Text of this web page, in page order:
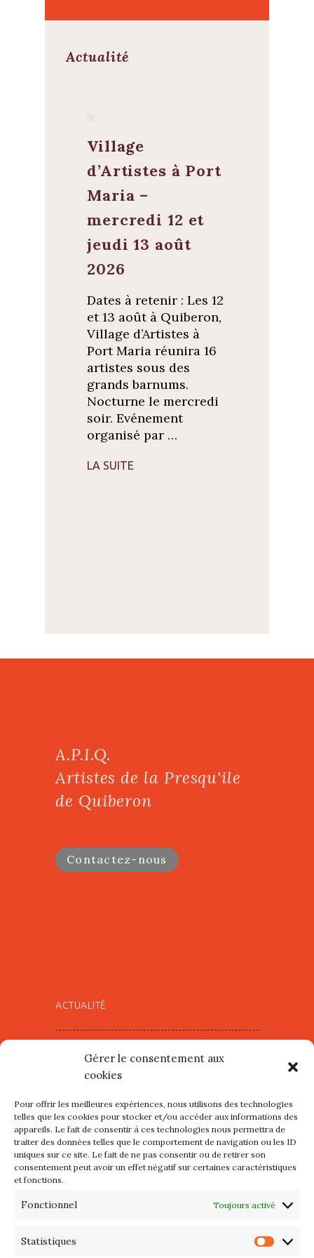
Gérer le consentement aux
cookies
Pour offrir les meilleures expériences, nous utilisons des technologies
telles que les cookies pour stocker et/ou accéder aux informations des
appareils. Le fait de consentir à ces technologies nous permettra de
traiter des données telles que le comportement de navigation ou les ID
uniques sur ce site. Le fait de ne pas consentir ou de retirer son
consentement peut avoir un effet négatif sur certaines caractéristiques
et fonctions.
Fonctionnel Toujours activé
Statistiques
Actualité
Village
d’Artistes à Port
Maria –
mercredi 12 et
jeudi 13 août
2026
Dates à retenir : Les 12
et 13 août à Quiberon,
Village d’Artistes à
Port Maria réunira 16
artistes sous des
grands barnums.
Nocturne le mercredi
soir. Evénement
organisé par …
LA SUITE
A.P.I.Q.
Artistes de la Presqu'ile
de Quiberon
Contactez-nous
ACTUALITÉ
mercredi 12 et jeudi 13 août
2026
Les petits formats du Port
d’Orange : Mercredi 22 juillet de
10h à 20h
2026 – Maison du Phare de